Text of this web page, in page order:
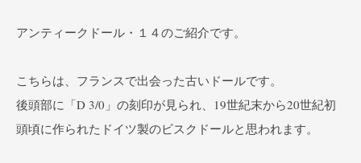
アンティークドール・１４のご紹介です。
こちらは、フランスで出会った古いドールです。
後頭部に「D 3/0」の刻印が見られ、19世紀末から20世紀初
頭頃に作られたドイツ製のビスクドールと思われます。